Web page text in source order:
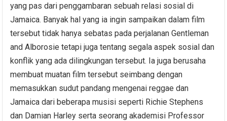
yang pas dari penggambaran sebuah relasi sosial di
Jamaica. Banyak hal yang ia ingin sampaikan dalam film
tersebut tidak hanya sebatas pada perjalanan Gentleman
and Alborosie tetapi juga tentang segala aspek sosial dan
konflik yang ada dilingkungan tersebut. Ia juga berusaha
membuat muatan film tersebut seimbang dengan
memasukkan sudut pandang mengenai reggae dan
Jamaica dari beberapa musisi seperti Richie Stephens
dan Damian Harley serta seorang akademisi Professor